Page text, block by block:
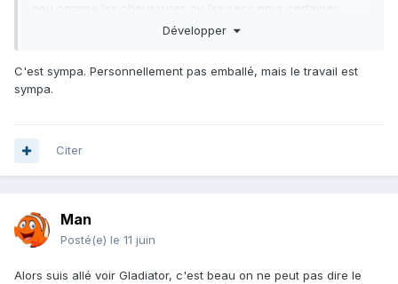
peu comme les chaussures ou les sacs pour certaines
Cela dit on trouve quand même quelques trucs sympa et
Développer
C'est sympa. Personnellement pas emballé, mais le travail est
sympa.
Citer
Man
Posté(e) le 11 juin
Alors suis allé voir Gladiator, c'est beau on ne peut pas dire le